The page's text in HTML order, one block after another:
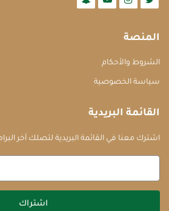
المنصة
الشروط والأحكام
سياسة الخصوصية
القائمة البريدية
اشترك معنا في القائمة البريدية لتصلك آخر
اشتراك